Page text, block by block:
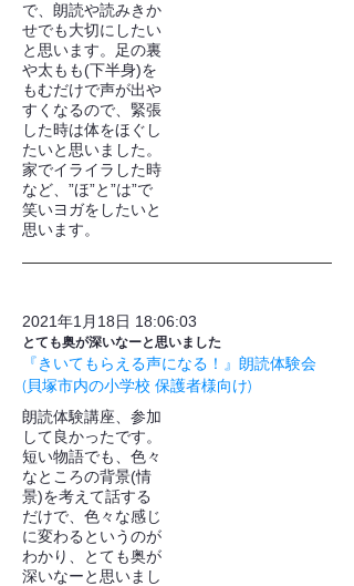
で、朗読や読みきか
せでも大切にしたい
と思います。足の裏
や太もも(下半身)を
もむだけで声が出や
すくなるので、緊張
した時は体をほぐし
たいと思いました。
家でイライラした時
など、”ほ”と”は”で
笑いヨガをしたいと
思います。
2021年1月18日 18:06:03
とても奥が深いなーと思いました
『きいてもらえる声になる！』朗読体験会
(貝塚市内の小学校 保護者様向け)
朗読体験講座、参加
して良かったです。
短い物語でも、色々
なところの背景(情
景)を考えて話する
だけで、色々な感じ
に変わるというのが
わかり、とても奥が
深いなーと思いまし